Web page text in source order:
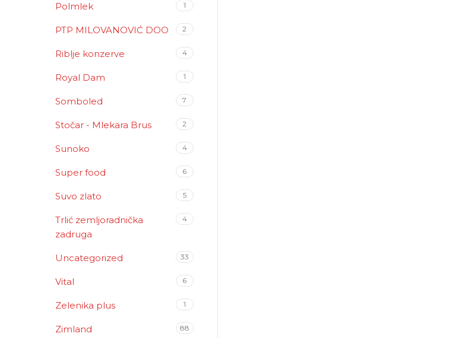
Polmlek 1
PTP MILOVANOVIĆ DOO 2
Riblje konzerve 4
Royal Dam 1
Somboled 7
Stočar - Mlekara Brus 2
Sunoko 4
Super food 6
Suvo zlato 5
Trlić zemljoradnička
zadruga
4
Uncategorized 33
Vital 6
Zelenika plus 1
Zimland 88